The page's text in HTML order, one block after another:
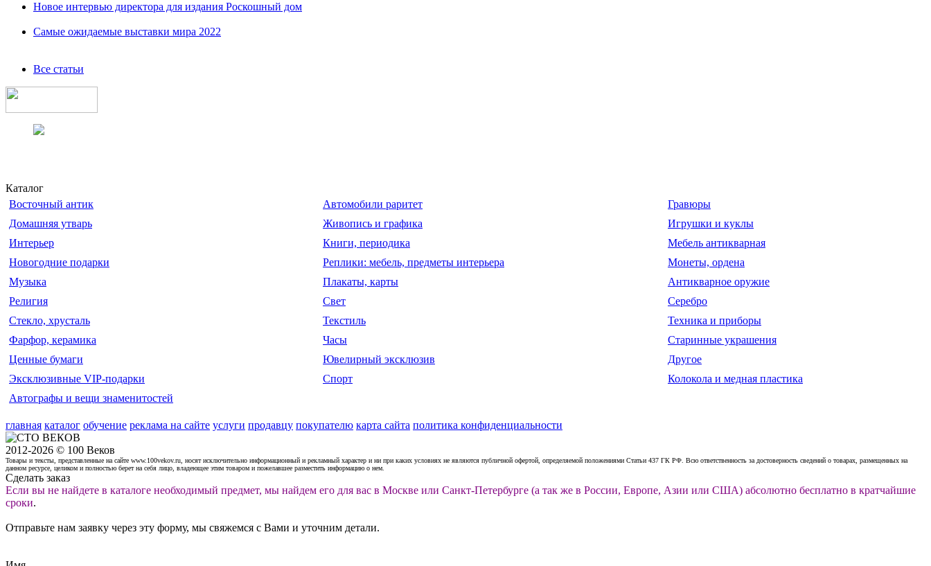
Новое интервью директора для издания Роскошный дом
Самые ожидаемые выставки мира 2022
Все статьи
Каталог
Восточный антик
Автомобили раритет
Гравюры
Домашняя утварь
Живопись и графика
Игрушки и куклы
Интерьер
Книги, периодика
Мебель антикварная
Новогодние подарки
Реплики: мебель, предметы интерьера
Монеты, ордена
Музыка
Плакаты, карты
Антикварное оружие
Религия
Свет
Серебро
Стекло, хрусталь
Текстиль
Техника и приборы
Фарфор, керамика
Часы
Старинные украшения
Ценные бумаги
Ювелирный эксклюзив
Другое
Эксклюзивные VIP-подарки
Спорт
Колокола и медная пластика
Автографы и вещи знаменитостей
главная каталог обучение реклама на сайте услуги продавцу покупателю карта сайта политика конфиденциальности
2012-2026 © 100 Веков
Товары и тексты, представленные на сайте www.100vekov.ru, носят исключительно информационный и рекламный характер и ни при каких условиях не являются публичной офертой, определяемой положениями Статьи 437 ГК РФ. Всю ответственность за достоверность сведений о товарах, размещенных на
данном ресурсе, целиком и полностью берет на себя лицо, владеющее этим товаром и пожелавшее разместить информацию о нем.
Сделать заказ
Если вы не найдете в каталоге необходимый предмет, мы найдем его для вас в Москве или Санкт-Петербурге (а так же в России, Европе, Азии или США) абсолютно бесплатно в кратчайшие
сроки.
Отправьте нам заявку через эту форму, мы свяжемся с Вами и уточним детали.